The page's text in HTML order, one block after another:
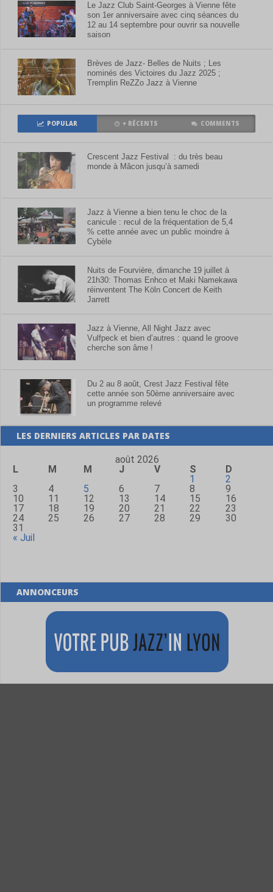
Le Jazz Club Saint-Georges à Vienne fête
son 1er anniversaire avec cinq séances du
12 au 14 septembre pour ouvrir sa nouvelle
saison
Brèves de Jazz- Belles de Nuits ; Les
nominés des Victoires du Jazz 2025 ;
Tremplin ReZZo Jazz à Vienne
POPULAR + RÉCENTS COMMENTS
Crescent Jazz Festival : du très beau
monde à Mâcon jusqu’à samedi
Jazz à Vienne a bien tenu le choc de la
canicule : recul de la fréquentation de 5,4
% cette année avec un public moindre à
Cybèle
Nuits de Fourvière, dimanche 19 juillet à
21h30: Thomas Enhco et Maki Namekawa
réinventent The Köln Concert de Keith
Jarrett
Jazz à Vienne, All Night Jazz avec
Vulfpeck et bien d’autres : quand le groove
cherche son âme !
Du 2 au 8 août, Crest Jazz Festival fête
cette année son 50ème anniversaire avec
un programme relevé
LES DERNIERS ARTICLES PAR DATES
août 2026
L
M M J V S
D
1
2
3
4 5 6 7 8
9
10
11 12 13 14 15
16
17
18 19 20 21 22
23
24
25 26 27 28 29
30
31
« Juil
ANNONCEURS